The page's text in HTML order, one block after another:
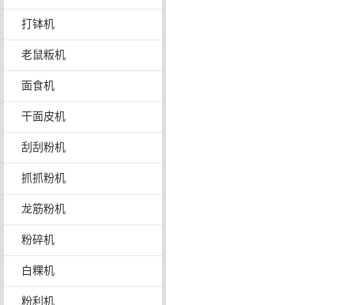
打钵机
老鼠粄机
面食机
干面皮机
刮刮粉机
抓抓粉机
龙筋粉机
粉碎机
白粿机
粉利机